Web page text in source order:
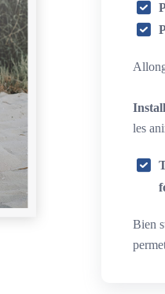
les
Bien